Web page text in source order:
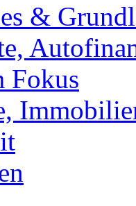
&
Fokus